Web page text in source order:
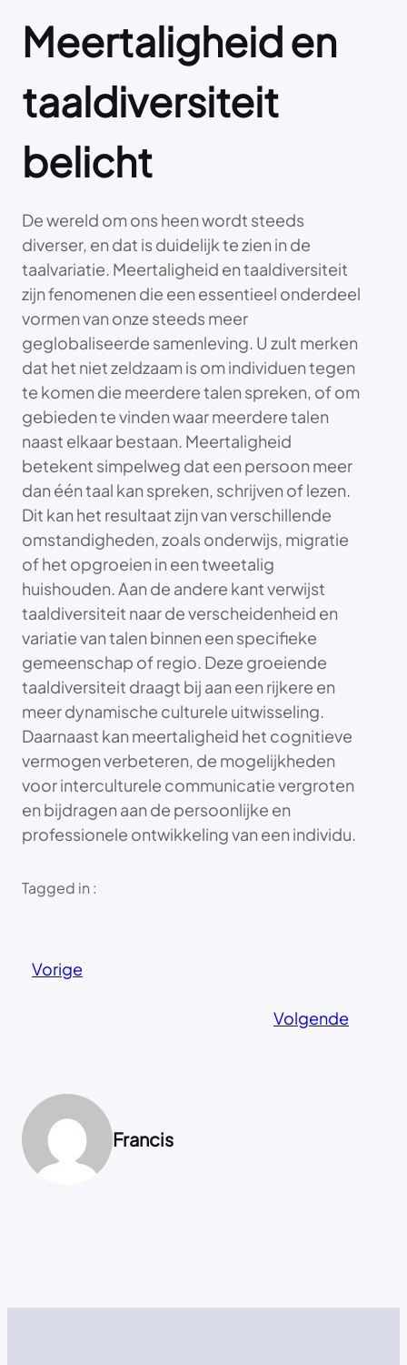
Meertaligheid en
taaldiversiteit
belicht
De wereld om ons heen wordt steeds
diverser, en dat is duidelijk te zien in de
taalvariatie. Meertaligheid en taaldiversiteit
zijn fenomenen die een essentieel onderdeel
vormen van onze steeds meer
geglobaliseerde samenleving. U zult merken
dat het niet zeldzaam is om individuen tegen
te komen die meerdere talen spreken, of om
gebieden te vinden waar meerdere talen
naast elkaar bestaan. Meertaligheid
betekent simpelweg dat een persoon meer
dan één taal kan spreken, schrijven of lezen.
Dit kan het resultaat zijn van verschillende
omstandigheden, zoals onderwijs, migratie
of het opgroeien in een tweetalig
huishouden. Aan de andere kant verwijst
taaldiversiteit naar de verscheidenheid en
variatie van talen binnen een specifieke
gemeenschap of regio. Deze groeiende
taaldiversiteit draagt bij aan een rijkere en
meer dynamische culturele uitwisseling.
Daarnaast kan meertaligheid het cognitieve
vermogen verbeteren, de mogelijkheden
voor interculturele communicatie vergroten
en bijdragen aan de persoonlijke en
professionele ontwikkeling van een individu.
Tagged in :
Vorige
Volgende
Francis